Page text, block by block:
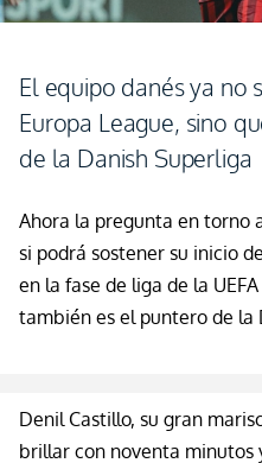
El equipo danés ya no
Europa League, sino
de la Danish Superliga
Ahora la pregunta en torno
si podrá sostener su inicio
en la fase de liga de la
también es el puntero de la
DenilCastillo, su gran
brillar con noventa minutos